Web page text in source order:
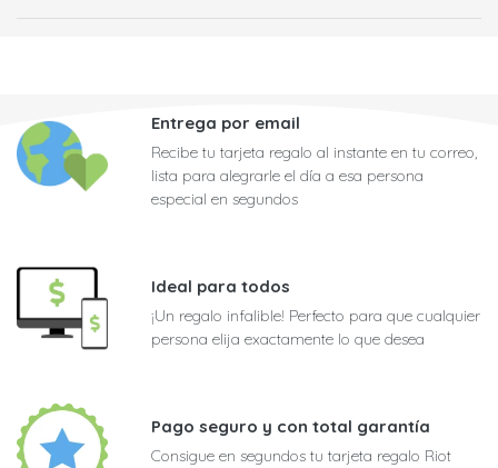
Entrega por email
Recibe tu tarjeta regalo al instante en tu correo,
lista para alegrarle el día a esa persona
especial en segundos
Ideal para todos
¡Un regalo infalible! Perfecto para que cualquier
persona elija exactamente lo que desea
Pago seguro y con total garantía
Consigue en segundos tu tarjeta regalo Riot